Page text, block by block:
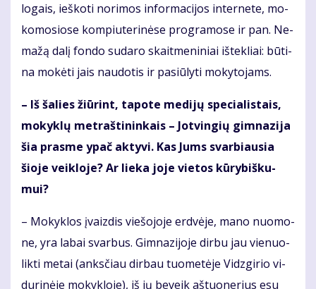
lo­gais, ieš­ko­ti no­ri­mos in­for­ma­ci­jos in­ter­ne­te, mo­
ko­mo­sio­se kom­piu­te­ri­nė­se pro­gra­mo­se ir pan. Ne­
ma­žą da­lį fon­do su­da­ro skait­me­ni­niai iš­tek­liai: bū­ti­
na mo­kė­ti jais nau­do­tis ir pa­siū­ly­ti mo­ky­to­jams.
– Iš ša­lies žiū­rint, ta­po­te me­di­jų spe­cia­lis­tais,
mo­kyk­lų met­raš­ti­nin­kais – Jot­vin­gių gim­na­zi­ja
šia pras­me ypač ak­ty­vi. Kas Jums svar­biau­sia
šio­je veik­lo­je? Ar lie­ka jo­je vie­tos kū­ry­biš­ku­
mui?
– Mo­kyk­los įvaiz­dis vie­šo­jo­je erd­vė­je, ma­no nuo­mo­
ne, yra la­bai svar­bus. Gim­na­zi­jo­je dir­bu jau vie­nuo­
lik­ti me­tai (anks­čiau dir­bau tuo­me­tė­je Vidz­gi­rio vi­
du­ri­nė­je mo­kyk­lo­je), iš jų be­veik aš­tuo­ne­rius esu